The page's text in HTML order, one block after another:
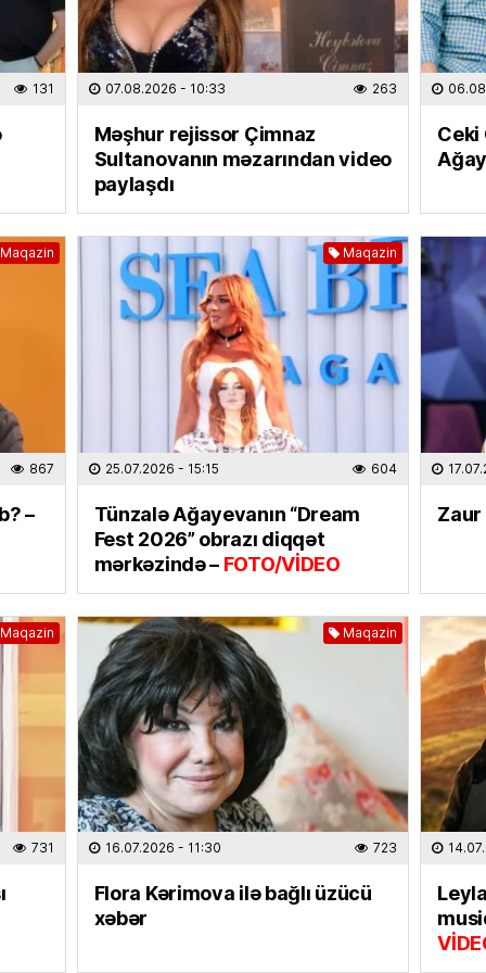
Media
HADISƏ
təyin
ÖLKƏ
HADISƏ
131 07.08.2026 - 10:33 263
Məşhur rejissor Çimnaz
Sultanovanın məzarından video
paylaşdı
Ceki
Maqazin
867
–
Maqazin
25.07.2026 - 15:15 604
Tünzalə Ağayevanın “Dream
Fest 2026” obrazı diqqət
mərkəzində –FOTO/VİDEO
Zaur
Maqazin
731
Maqazin
16.07.2026 - 11:30 723
Flora Kərimova ilə bağlı üzücü
xəbər